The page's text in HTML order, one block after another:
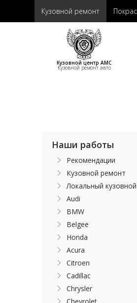
Кузовной ремонт
Кузовной центр АМС
Кузовной ремонт авто
Наши работы
Рекомендации
Кузовной ремонт
Локальный
Audi
BMW
Belgee
Honda
Acura
Citroen
Cadillac
Chrysler